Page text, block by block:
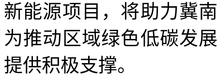
新能源项目，将助力冀
为推动区域绿色低碳发
提供积极支撑。